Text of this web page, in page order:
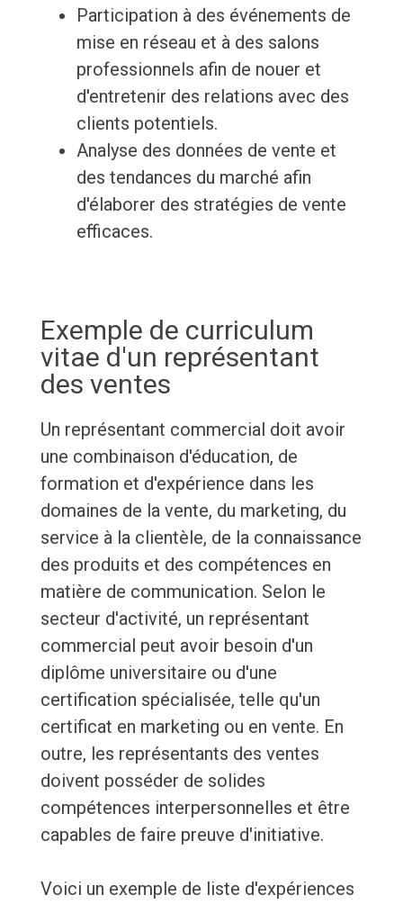
Participation à des événements de
mise en réseau et à des salons
professionnels afin de nouer et
d'entretenir des relations avec des
clients potentiels.
Analyse des données de vente et
des tendances du marché afin
d'élaborer des stratégies de vente
efficaces.
Exemple de curriculum
vitae d'un représentant
des ventes
Un représentant commercial doit avoir
une combinaison d'éducation, de
formation et d'expérience dans les
domaines de la vente, du marketing, du
service à la clientèle, de la connaissance
des produits et des compétences en
matière de communication. Selon le
secteur d'activité, un représentant
commercial peut avoir besoin d'un
diplôme universitaire ou d'une
certification spécialisée, telle qu'un
certificat en marketing ou en vente. En
outre, les représentants des ventes
doivent posséder de solides
compétences interpersonnelles et être
capables de faire preuve d'initiative.
Voici un exemple de liste d'expériences